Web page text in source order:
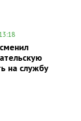
на службу